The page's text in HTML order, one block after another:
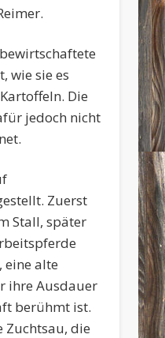
wie sie es
Die
jedoch nicht
Zuerst
Stall, später
eine alte
ihre Ausdauer
berühmt ist.
Zuchtsau, die